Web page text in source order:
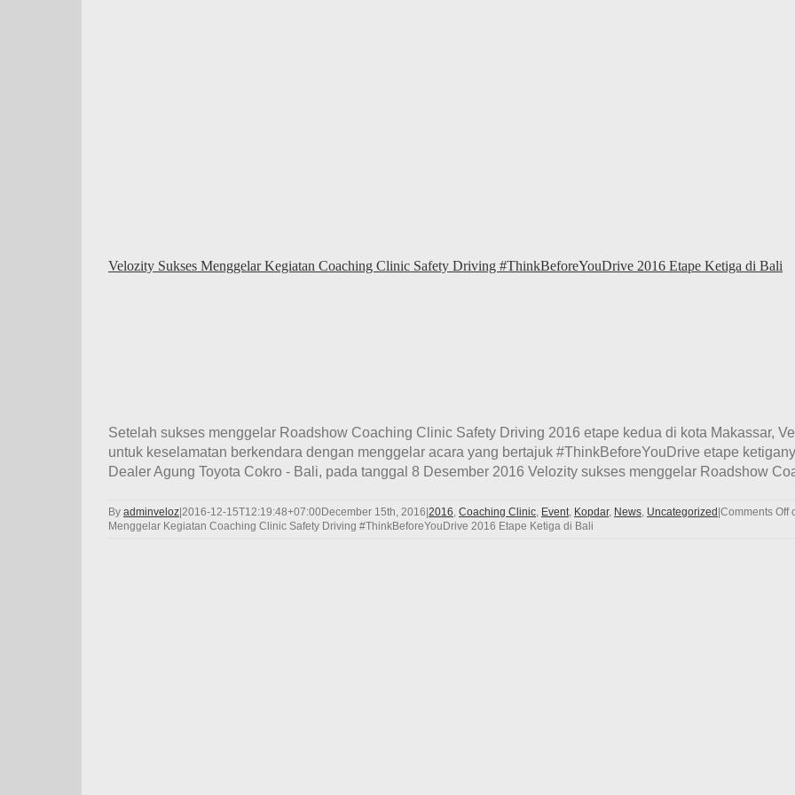
Velozity Sukses Menggelar Kegiatan Coaching Clinic Safety Driving #ThinkBeforeYouDrive 2016 Etape Ketiga di Bali
Setelah sukses menggelar Roadshow Coaching Clinic Safety Driving 2016 etape kedua di kota Makassar,
untuk keselamatan berkendara dengan menggelar acara yang bertajuk #ThinkBeforeYouDrive etape
Dealer Agung Toyota Cokro - Bali, pada tanggal 8 Desember 2016 Velozity sukses menggelar Roadshow
By adminveloz 2016-12-15T12:19:48+07:00 December 15th, 2016 2016, Coaching Clinic, Event, Kopdar, News, Uncategorized Comments Off
Menggelar Kegiatan Coaching Clinic Safety Driving #ThinkBeforeYouDrive 2016 Etape Ketiga di Bali